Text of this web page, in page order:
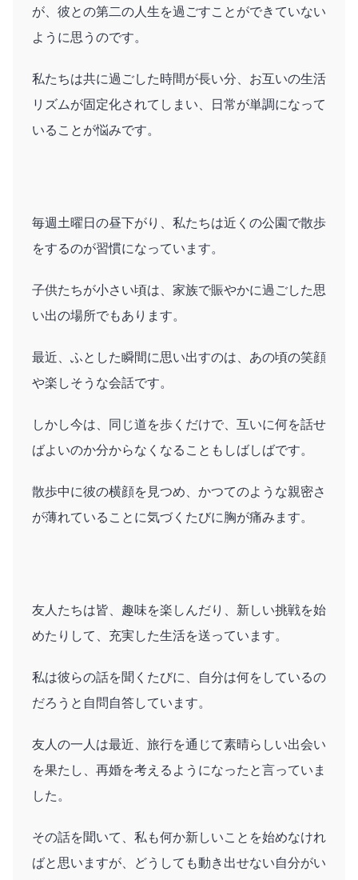
が、彼との第二の人生を過ごすことができていない
ように思うのです。
私たちは共に過ごした時間が長い分、お互いの生活
リズムが固定化されてしまい、日常が単調になって
いることが悩みです。
毎週土曜日の昼下がり、私たちは近くの公園で散歩
をするのが習慣になっています。
子供たちが小さい頃は、家族で賑やかに過ごした思
い出の場所でもあります。
最近、ふとした瞬間に思い出すのは、あの頃の笑顔
や楽しそうな会話です。
しかし今は、同じ道を歩くだけで、互いに何を話せ
ばよいのか分からなくなることもしばしばです。
散歩中に彼の横顔を見つめ、かつてのような親密さ
が薄れていることに気づくたびに胸が痛みます。
友人たちは皆、趣味を楽しんだり、新しい挑戦を始
めたりして、充実した生活を送っています。
私は彼らの話を聞くたびに、自分は何をしているの
だろうと自問自答しています。
友人の一人は最近、旅行を通じて素晴らしい出会い
を果たし、再婚を考えるようになったと言っていま
した。
その話を聞いて、私も何か新しいことを始めなけれ
ばと思いますが、どうしても動き出せない自分がい